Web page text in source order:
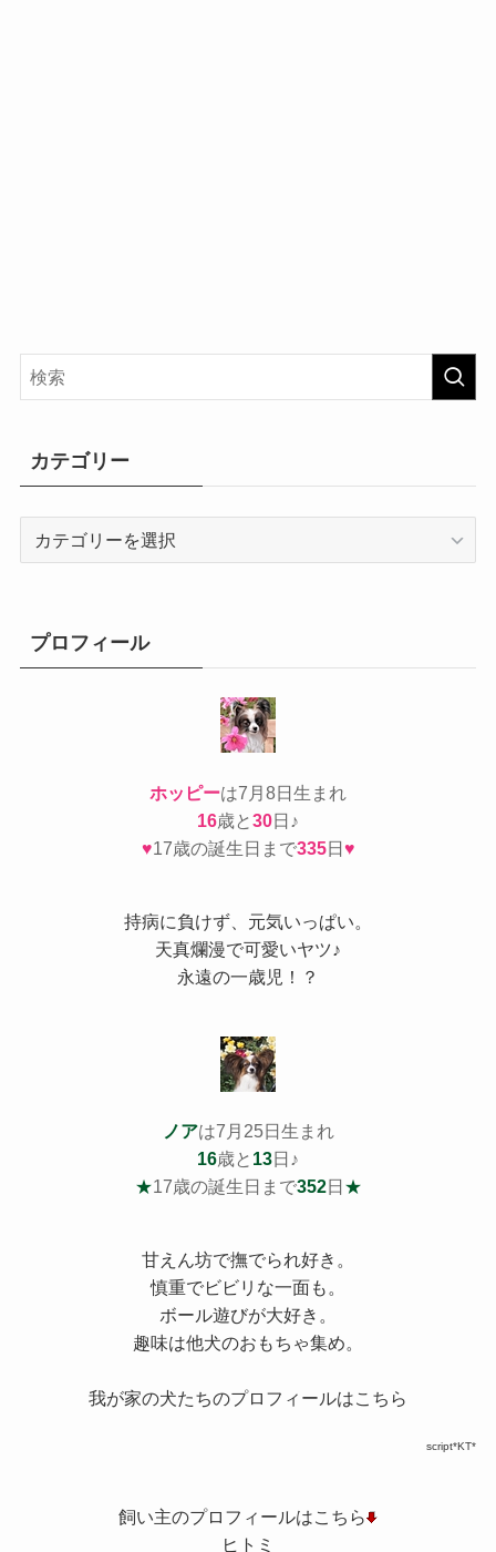
カテゴリー
ープロフィール
ホッピーは7月8日生まれ
16歳と30日♪
♥17歳の誕生日まで335日♥
持病に負けず、元気いっぱい。
天真爛漫で可愛いヤツ♪
永遠の一歳児！？
ノアは7月25日生まれ
16歳と 13日♪
★17歳の誕生日まで352日 ★
甘えん坊で撫でられ好き。
慎重でビビリな一面も。
ボール遊びが大好き。
趣味は他犬のおもちゃ集め。
我が家の犬たちのプロフィールはこちら
script*KT*
飼い主のプロフィールはこちら
ヒトミ